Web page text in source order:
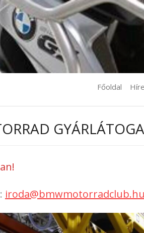
Főoldal
iroda@bmwmotorradclub.hu